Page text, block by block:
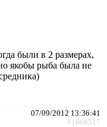
были в 2 размерах,
якобы рыба была не
07/09/2012 13:36:41
#1668517